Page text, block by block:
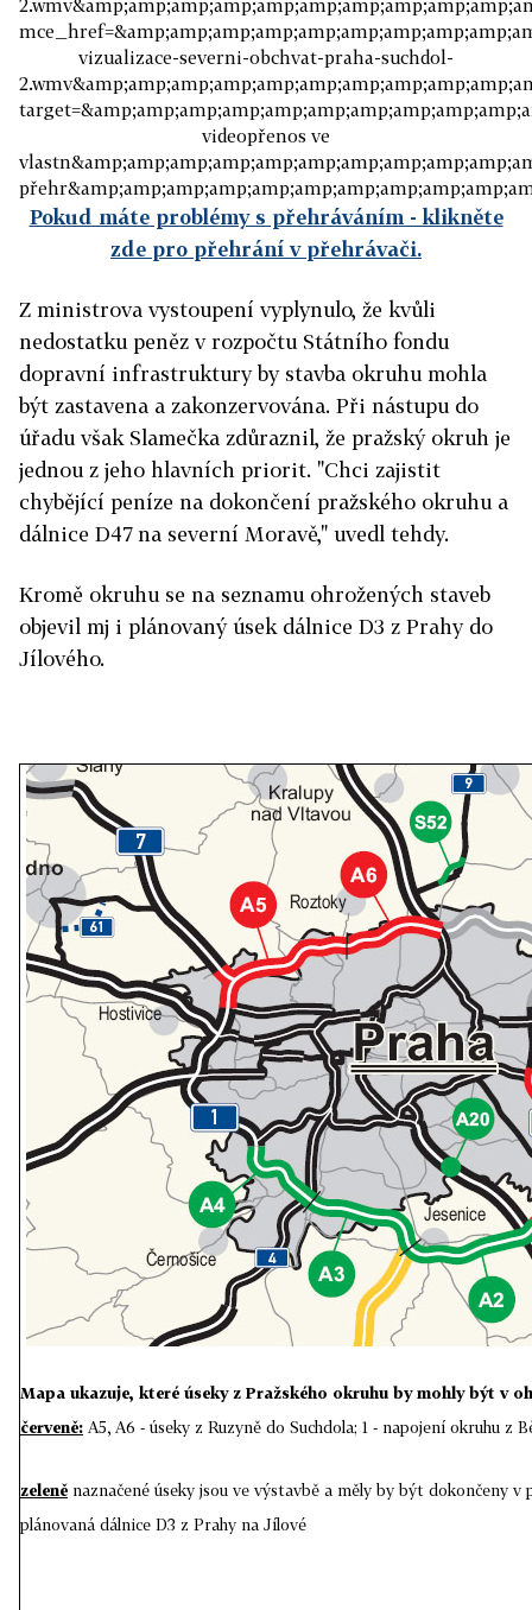
vizualizace-severni-obchvat-praha-suchdol-
videopřenos ve
Pokud máte problémy s přehráváním - klikněte
zde pro přehrání v přehrávači.
Z ministrova vystoupení vyplynulo, že kvůli
nedostatku peněz v rozpočtu Státního fondu
dopravní infrastruktury by stavba okruhu mohla
být zastavena a zakonzervována. Při nástupu do
úřadu však Slamečka zdůraznil, že pražský okruh je
jednou z jeho hlavních priorit. "Chci zajistit
chybějící peníze na dokončení pražského okruhu a
dálnice D47 na severní Moravě," uvedl tehdy.
Kromě okruhu se na seznamu ohrožených staveb
objevil mj i plánovaný úsek dálnice D3 z Prahy do
Jílového.
Mapa ukazuje, které úseky z Pražského okruhu by mohly být v
červeně: A5, A6 - úseky z Ruzyně do Suchdola; 1 - napojení okruhu z
zeleně naznačené úseky jsou ve výstavbě a měly by být dokončeny
plánovaná dálnice D3 z Prahy na Jílové